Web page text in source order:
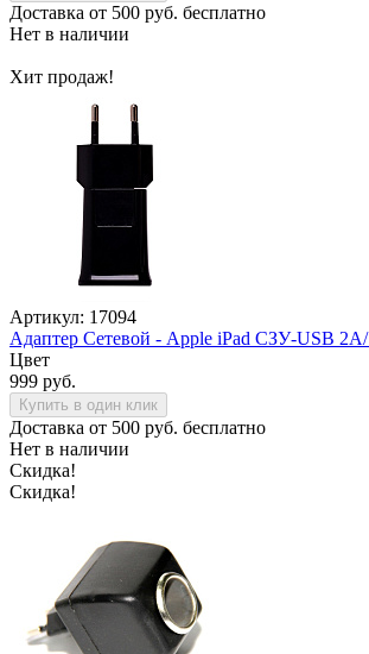
Доставка от 500 руб. бесплатно
Нет в наличии
Хит продаж!
Артикул: 17094
Адаптер Сетевой - Apple iPad СЗУ-USB
Цвет
999 руб.
Купить в один клик
Доставка от 500 руб. бесплатно
Нет в наличии
Скидка!
Скидка!